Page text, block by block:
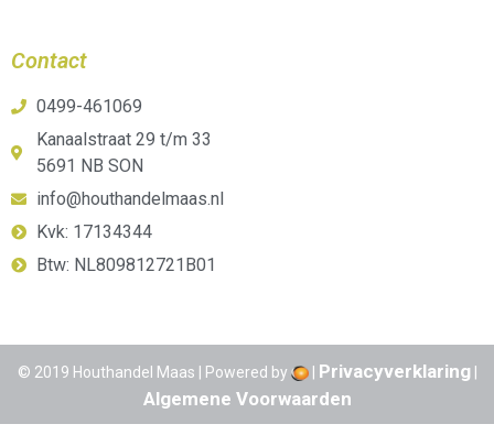
Contact
0499-461069
Kanaalstraat 29 t/m 33
5691 NB SON
info@houthandelmaas.nl
Kvk: 17134344
Btw: NL809812721B01
© 2019 Houthandel Maas | Powered by | Privacyverklaring|
Algemene Voorwaarden